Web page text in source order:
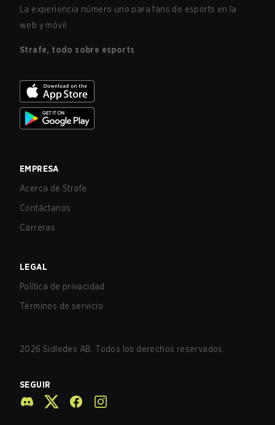
La experiencia número uno para fans de esports en la
web y móvil.
Strafe, todo sobre esports
EMPRESA
Acerca de Strafe
Contáctanos
Carreras
LEGAL
Política de privacidad
Términos de servicio
2026 Sidledes AB. Todos los derechos reservados.
SEGUIR